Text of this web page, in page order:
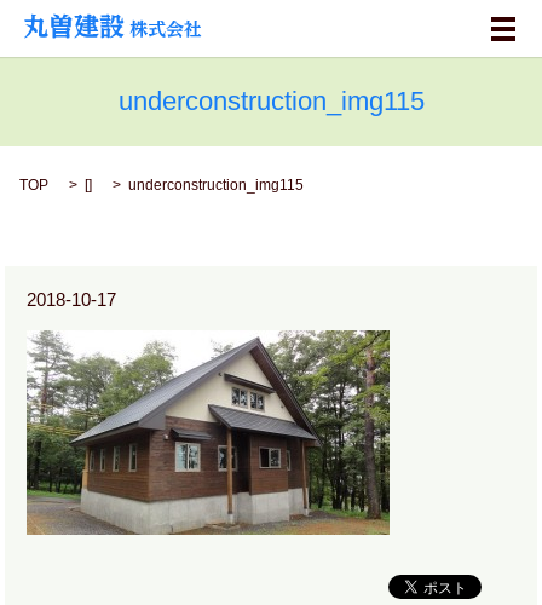
メ
underconstruction_img115
TOP [] underconstruction_img115
2018-10-17